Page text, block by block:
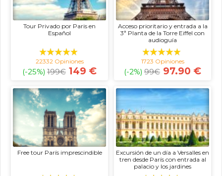
Tour Privado por Paris en
Español
22332 Opiniones
(-25%) 199€ 149 €
Acceso prioritario y entrada a la
3ª Planta de la Torre Eiffel con
audioguía
1723 Opiniones
(-2%) 99€ 97.90 €
Free tour París imprescindible
Excursión de un día a Versalles en
tren desde París con entrada al
palacio y los jardines